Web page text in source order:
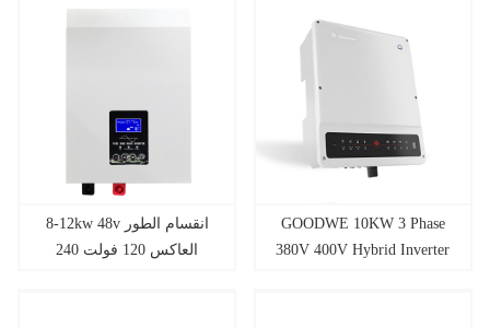
8-12kw 48v انقسام الطور
العاكس 120 فولت 240
GOODWE 10KW 3 Phase
380V 400V Hybrid Inverter